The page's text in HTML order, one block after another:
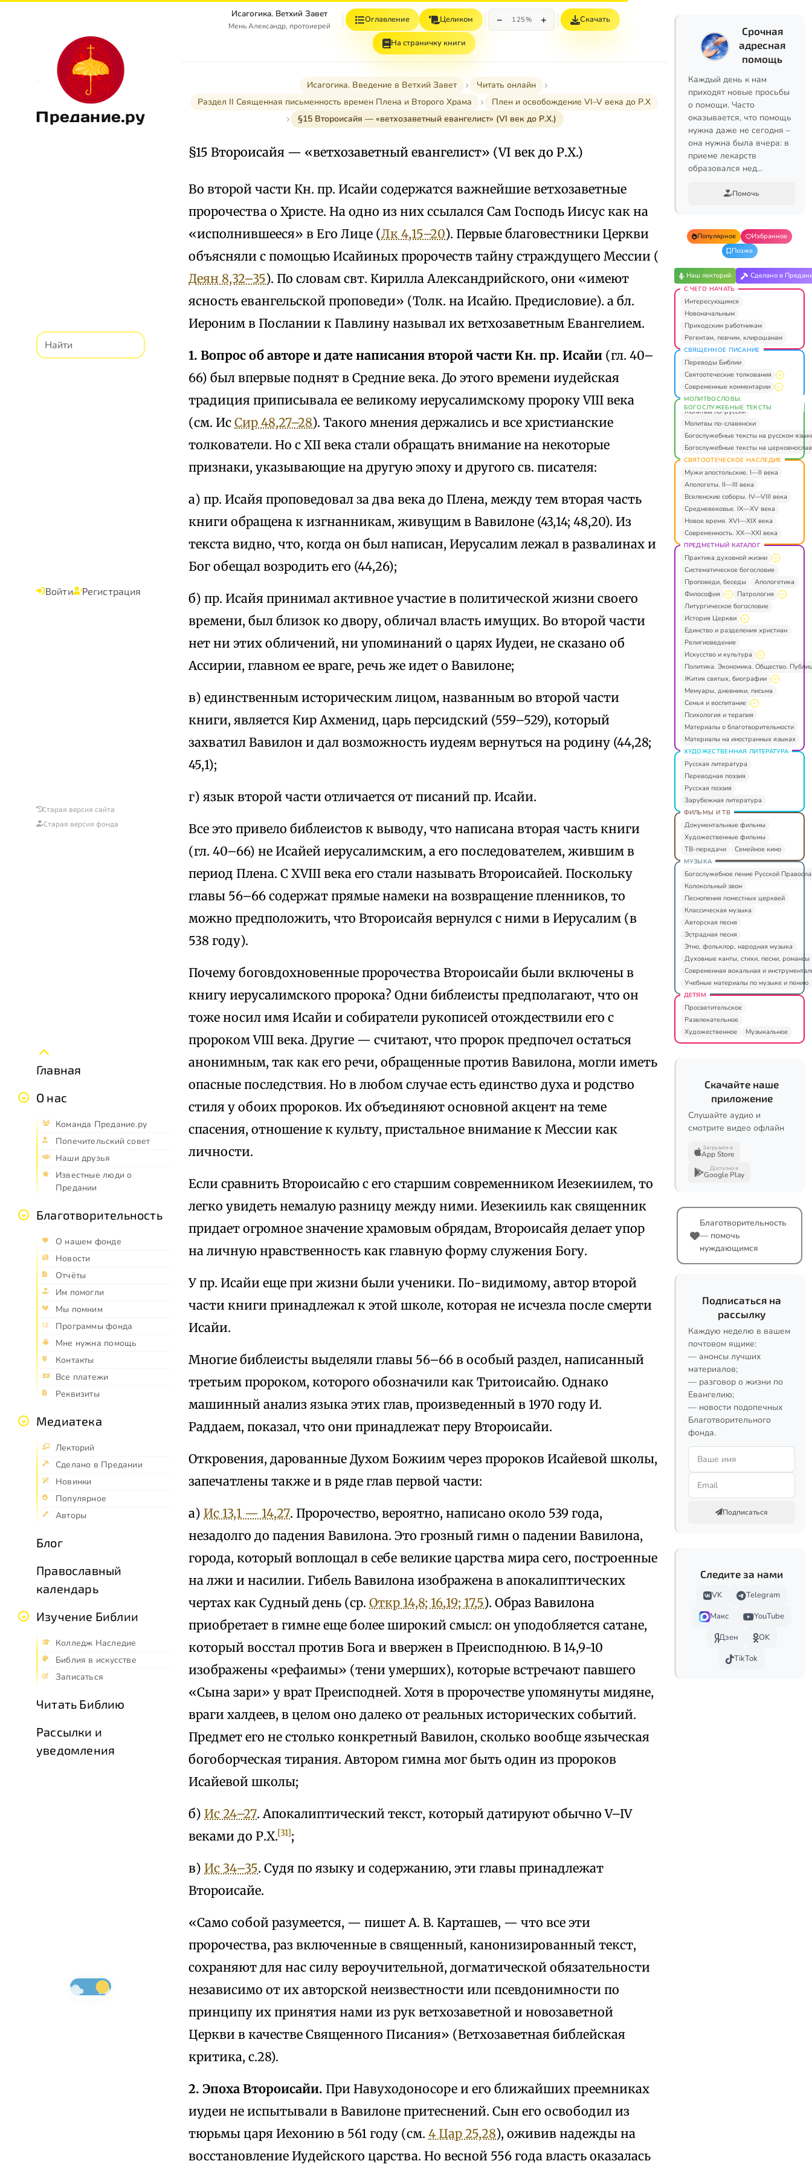
Предание.ру
Войти Регистрация
Старая версия сайта
Старая версия фонда
Главная
О нас
Команда Предание.ру
Попечительский совет
Наши друзья
Известные люди о
Предании
Благотворительность
О нашем фонде
Новости
Отчёты
Им помогли
Мы помним
Программы фонда
Мне нужна помощь
Контакты
Все платежи
Реквизиты
Медиатека
Лекторий
Сделано в Предании
Новинки
Популярное
Авторы
Блог
Православный
календарь
Изучение Библии
Колледж Наследие
Библия в искусстве
Записаться
Читать Библию
Рассылки и
уведомления
Исагогика. Ветхий Завет
Мень Александр, протоиерей
Оглавление Целиком − 125% + Скачать
На страничку книги
Исагогика. Введение в Ветхий Завет
Читать онлайн
Раздел II Священная письменность времен Плена и Второго Храма
Плен и освобождение VI–V века до Р.Х
§15 Второисайя — «ветхозаветный евангелист» (VI век до Р.Х.)
§15 Второисайя — «ветхозаветный евангелист» (VI век до Р.Х.)
Во второй части Кн. пр. Исайи содержатся важнейшие ветхозаветные
пророчества о Христе. На одно из них ссылался Сам Господь Иисус как на
«исполнившееся» в Его Лице (Лк 4,15–20). Первые благовестники Церкви
объясняли с помощью Исайиных пророчеств тайну страждущего Мессии (
Деян 8,32–35). По словам свт. Кирилла Александрийского, они «имеют
ясность евангельской проповеди» (Толк. на Исайю. Предисловие). а бл.
Иероним в Послании к Павлину называл их ветхозаветным Евангелием.
1. Вопрос об авторе и дате написания второй части Кн. пр. Исайи (гл. 40–
66) был впервые поднят в Средние века. До этого времени иудейская
традиция приписывала ее великому иерусалимскому пророку VIII века
(см. Ис Сир 48,27–28). Такого мнения держались и все христианские
толкователи. Но с XII века стали обращать внимание на некоторые
признаки, указывающие на другую эпоху и другого св. писателя:
а) пр. Исайя проповедовал за два века до Плена, между тем вторая часть
книги обращена к изгнанникам, живущим в Вавилоне (43,14; 48,20). Из
текста видно, что, когда он был написан, Иерусалим лежал в развалинах и
Бог обещал возродить его (44,26);
б) пр. Исайя принимал активное участие в политической жизни своего
времени, был близок ко двору, обличал власть имущих. Во второй части
нет ни этих обличений, ни упоминаний о царях Иудеи, не сказано об
Ассирии, главном ее враге, речь же идет о Вавилоне;
в) единственным историческим лицом, названным во второй части
книги, является Кир Ахменид, царь персидский (559–529), который
захватил Вавилон и дал возможность иудеям вернуться на родину (44,28;
45,1);
г) язык второй части отличается от писаний пр. Исайи.
Все это привело библеистов к выводу, что написана вторая часть книги
(гл. 40–66) не Исайей иерусалимским, а его последователем, жившим в
период Плена. С XVIII века его стали называть Второисайей. Поскольку
главы 56–66 содержат прямые намеки на возвращение пленников, то
можно предположить, что Второисайя вернулся с ними в Иерусалим (в
538 году).
Почему боговдохновенные пророчества Второисайи были включены в
книгу иерусалимского пророка? Одни библеисты предполагают, что он
тоже носил имя Исайи и собиратели рукописей отождествили его с
пророком VIII века. Другие — считают, что пророк предпочел остаться
анонимным, так как его речи, обращенные против Вавилона, могли иметь
опасные последствия. Но в любом случае есть единство духа и родство
стиля у обоих пророков. Их объединяют основной акцент на теме
спасения, отношение к культу, пристальное внимание к Мессии как
личности.
Если сравнить Второисайю с его старшим современником Иезекиилем, то
легко увидеть немалую разницу между ними. Иезекииль как священник
придает огромное значение храмовым обрядам, Второисайя делает упор
на личную нравственность как главную форму служения Богу.
У пр. Исайи еще при жизни были ученики. По-видимому, автор второй
части книги принадлежал к этой школе, которая не исчезла после смерти
Исайи.
Многие библеисты выделяли главы 56–66 в особый раздел, написанный
третьим пророком, которого обозначили как Тритоисайю. Однако
машинный анализ языка этих глав, произведенный в 1970 году И.
Раддаем, показал, что они принадлежат перу Второисайи.
Откровения, дарованные Духом Божиим через пророков Исайевой школы,
запечатлены также и в ряде глав первой части:
а) Ис 13,1 — 14,27. Пророчество, вероятно, написано около 539 года,
незадолго до падения Вавилона. Это грозный гимн о падении Вавилона,
города, который воплощал в себе великие царства мира сего, построенные
на лжи и насилии. Гибель Вавилона изображена в апокалиптических
чертах как Судный день (ср. Откр 14,8; 16,19; 17,5). Образ Вавилона
приобретает в гимне еще более широкий смысл: он уподобляется сатане,
который восстал против Бога и ввержен в Преисподнюю. В 14,9-10
изображены «рефаимы» (тени умерших), которые встречают павшего
«Сына зари» у врат Преисподней. Хотя в пророчестве упомянуты мидяне,
враги халдеев, в целом оно далеко от реальных исторических событий.
Предмет его не столько конкретный Вавилон, сколько вообще языческая
богоборческая тирания. Автором гимна мог быть один из пророков
Исайевой школы;
б) Ис 24–27. Апокалиптический текст, который датируют обычно V–IV
веками до Р.Х.[31];
в) Ис 34–35. Судя по языку и содержанию, эти главы принадлежат
Второисайе.
«Само собой разумеется, — пишет А. В. Карташев, — что все эти
пророчества, раз включенные в священный, канонизированный текст,
сохраняют для нас силу вероучительной, догматической обязательности
независимо от их авторской неизвестности или псевдонимности по
принципу их принятия нами из рук ветхозаветной и новозаветной
Церкви в качестве Священного Писания» (Ветхозаветная библейская
критика, с.28).
2. Эпоха Второисайи. При Навуходоносоре и его ближайших преемниках
иудеи не испытывали в Вавилоне притеснений. Сын его освободил из
тюрьмы царя Иехонию в 561 году (см. 4 Цар 25,28), оживив надежды на
восстановление Иудейского царства. Но весной 556 года власть оказалась
Срочная
адресная
помощь
Каждый день к нам
приходят новые просьбы
о помощи. Часто
оказывается, что помощь
нужна даже не сегодня –
она нужна была вчера: в
приеме лекарств
образовался нед…
Помочь
Популярное
Избранное
Позже
Наш лекторий Сделано в
С ЧЕГО НАЧАТЬ
Интересующимся
Новоначальным
Приходским работникам
Регентам, певчим, клирошанам
СВЯЩЕННОЕ ПИСАНИЕ
Переводы Библии
Святоотеческие толкования
Современные комментарии
МОЛИТВОСЛОВЫ.
БОГОСЛУЖЕБНЫЕ ТЕКСТЫ
Молитвы по-русски
Молитвы по-славянски
Богослужебные тексты на русском
Богослужебные тексты на
СВЯТООТЕЧЕСКОЕ НАСЛЕДИЕ
Мужи апостольские. I—II века
Апологеты. II—III века
Вселенские соборы. IV—VIII века
Средневековье. IX—XV века
Новое время. XVI—XIX века
Современность. XX—XXI века
ПРЕДМЕТНЫЙ КАТАЛОГ
Практика духовной жизни
Систематическое богословие
Проповеди, беседы
Апологетика
Философия
Патрология
Литургическое богословие
История Церкви
Единство и разделения христиан
Религиоведение
Искусство и культура
Политика. Экономика. Общество.
Жития святых, биографии
Мемуары, дневники, письма
Семья и воспитание
Психология и терапия
Материалы о благотворительности
Материалы на иностранных языках
ХУДОЖЕСТВЕННАЯ ЛИТЕРАТУРА
Русская литература
Переводная поэзия
Русская поэзия
Зарубежная литература
ФИЛЬМЫ И ТВ
Документальные фильмы
Художественные фильмы
ТВ-передачи
Семейное кино
МУЗЫКА
Богослужебное пение Русской
Колокольный звон
Песнопения поместных церквей
Классическая музыка
Авторская песня
Эстрадная песня
Этно, фольклор, народная музыка
Духовные канты, стихи, песни, романсы
Современная вокальная и
Учебные материалы по музыке и пению
ДЕТЯМ
Просветительское
Развлекательное
Художественное
Музыкальное
Скачайте наше
приложение
Слушайте аудио и
смотрите видео офлайн
Загрузите в
App Store
Доступно в
Google Play
Благотворительность
— помочь
нуждающимся
Подписаться на
рассылку
Каждую неделю в вашем
почтовом ящике:
— анонсы лучших
материалов;
— разговор о жизни по
Евангелию;
— новости подопечных
Благотворительного
фонда.
Подписаться
Следите за нами
VK
Telegram
Макс
YouTube
Дзен
OK
TikTok